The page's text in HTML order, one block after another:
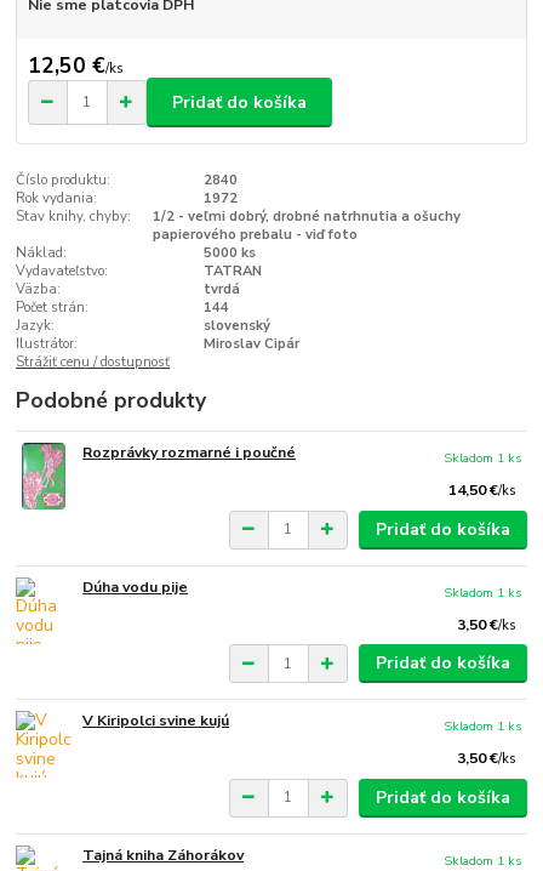
Nie sme platcovia DPH
12,50 €/ks
Pridať do košíka
Číslo produktu:
2840
Rok vydania:
1972
Stav knihy, chyby:
1/2 - veľmi dobrý, drobné natrhnutia a ošuchy
papierového prebalu - viď foto
Náklad:
5000 ks
Vydavateľstvo:
TATRAN
Väzba:
tvrdá
Počet strán:
144
Jazyk:
slovenský
Ilustrátor:
Miroslav Cipár
Strážiť cenu / dostupnosť
Podobné produkty
Rozprávky rozmarné i poučné
14,50 €/ks
Skladom 1 ks
Pridať do košíka
Dúha vodu pije
3,50 €/ks
Skladom 1 ks
Pridať do košíka
V Kiripolci svine kujú
3,50 €/ks
Skladom 1 ks
Pridať do košíka
Tajná kniha Záhorákov
Skladom 1 ks